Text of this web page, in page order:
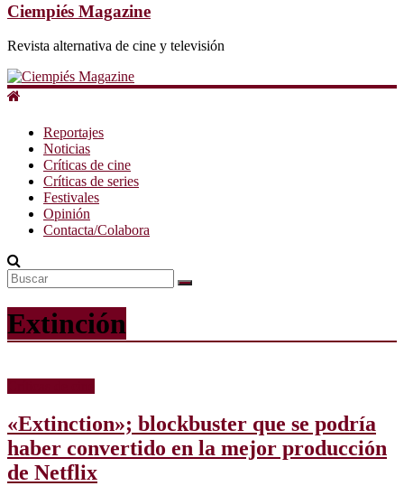
Ciempiés Magazine
Revista alternativa de cine y televisión
Reportajes
Noticias
Críticas de cine
Críticas de series
Festivales
Opinión
Contacta/Colabora
Extinción
«Extinction»; blockbuster que se podría
haber convertido en la mejor producción
de Netflix